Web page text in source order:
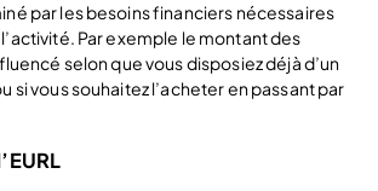
par les besoins financiers nécessaires
Par exemple le montant des
selon que vous disposiez déjà d’un
si vous souhaitez l’acheter en passant par